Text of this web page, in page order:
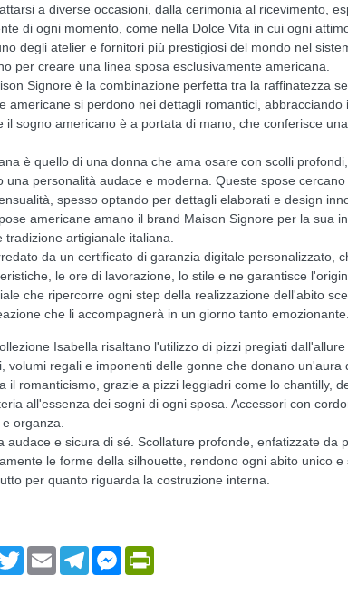
a diverse occasioni, dalla cerimonia al ricevimento,
di ogni momento, come nella Dolce Vita in cui ogni
degli atelier e fornitori più prestigiosi del mondo nel
per creare una linea sposa esclusivamente americana.
Signore è la combinazione perfetta tra la raffinatezza
americane si perdono nei dettagli romantici, abbracciando
il sogno americano è a portata di mano, che conferisce
è quello di una donna che ama osare con scolli
una personalità audace e moderna. Queste spose
spesso optando per dettagli elaborati e design
americane amano il brand Maison Signore per la sua
artigianale italiana.
da un certificato di garanzia digitale personalizzato,
le ore di lavorazione, lo stile e ne garantisce
che ripercorre ogni step della realizzazione dell'abito
che li accompagnerà in un giorno tanto emozionante.
Isabella risaltano l'utilizzo di pizzi pregiati
volumi regali e imponenti delle gonne che donano un'aura
il romanticismo, grazie a pizzi leggiadri come lo chantilly,
all'essenza dei sogni di ogni sposa. Accessori con
organza.
audace e sicura di sé. Scollature profonde, enfatizzate da
le forme della silhouette, rendono ogni abito unico
per quanto riguarda la costruzione interna.
TwitterEmail TelegramMessenger